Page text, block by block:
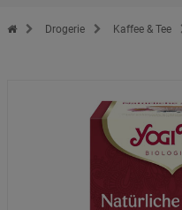
Zur Startseite des Kopp Verlag
Drogerie Kaffee & Tee